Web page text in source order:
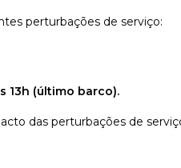
perturbações de serviço:
13h (último barco).
das perturbações de